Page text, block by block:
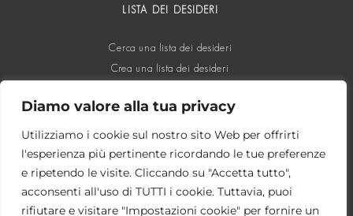
Diamo valore alla tua privacy
Utilizziamo i cookie sul nostro sito Web per offrirti
l'esperienza più pertinente ricordando le tue preferenze
e ripetendo le visite. Cliccando su "Accetta tutto",
acconsenti all'uso di TUTTI i cookie. Tuttavia, puoi
rifiutare e visitare "Impostazioni cookie" per fornire un
LISTA DEI DESIDERI
Cerca una lista dei desideri
Crea una lista dei desideri
SOCIAL